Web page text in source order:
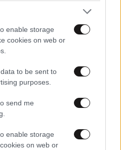
enable storage
cookies on web or
to be sent to
purposes.
send me
enable storage
on web or